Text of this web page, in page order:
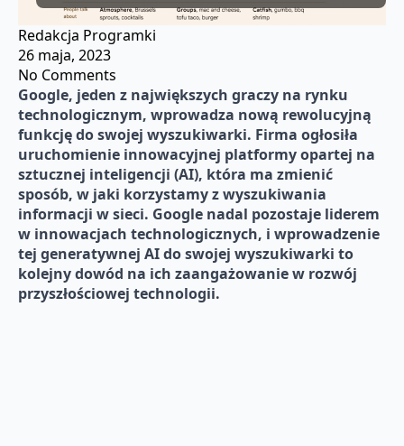
Redakcja Programki
26 maja, 2023
No Comments
Google, jeden z największych graczy na rynku
technologicznym, wprowadza nową rewolucyjną
funkcję do swojej wyszukiwarki. Firma ogłosiła
uruchomienie innowacyjnej platformy opartej na
sztucznej inteligencji (AI), która ma zmienić
sposób, w jaki korzystamy z wyszukiwania
informacji w sieci. Google nadal pozostaje liderem
w innowacjach technologicznych, i wprowadzenie
tej generatywnej AI do swojej wyszukiwarki to
kolejny dowód na ich zaangażowanie w rozwój
przyszłościowej technologii.